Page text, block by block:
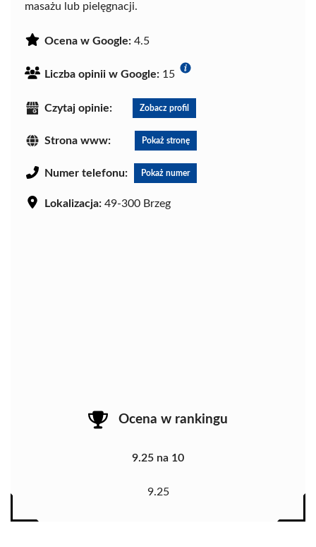
masażu lub pielęgnacji.
Ocena w Google: 4.5
Liczba opinii w Google: 15
Czytaj opinie: Zobacz profil
Strona www: Pokaż stronę
Numer telefonu: Pokaż numer
Lokalizacja: 49-300 Brzeg
Ocena w rankingu
9.25 na 10
9.25